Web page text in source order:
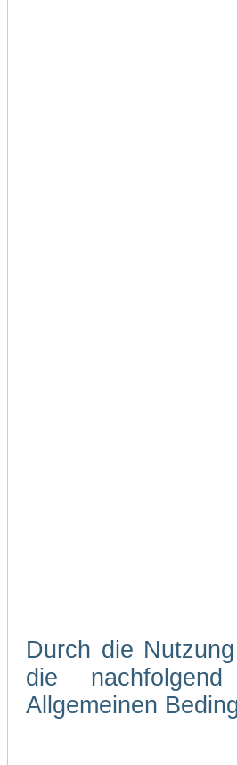
Durch die
die nachfolgend
Allgemeinen